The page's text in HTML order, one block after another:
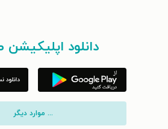
دانلود
... موارد دیگر